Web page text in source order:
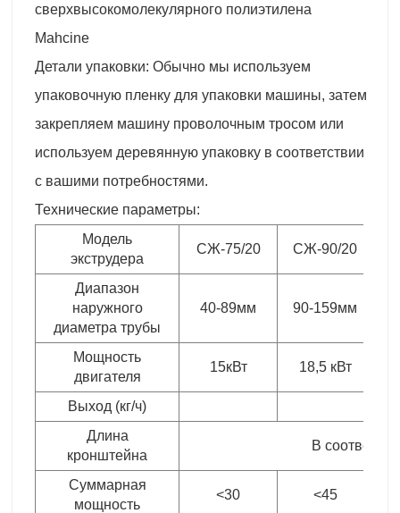
сверхвысокомолекулярного полиэтилена
Mahcine
Детали упаковки: Обычно мы используем
упаковочную пленку для упаковки машины, затем
закрепляем машину проволочным тросом или
используем деревянную упаковку в соответствии
с вашими потребностями.
Технические параметры:
Модель
экструдера
СЖ-75/20 СЖ-90/20
Диапазон
наружного
диаметра трубы
40-89мм 90-159мм
Мощность
двигателя
15кВт 18,5 кВт
Выход (кг/ч)
Длина
кронштейна
В
Суммарная
мощность
<30 <45